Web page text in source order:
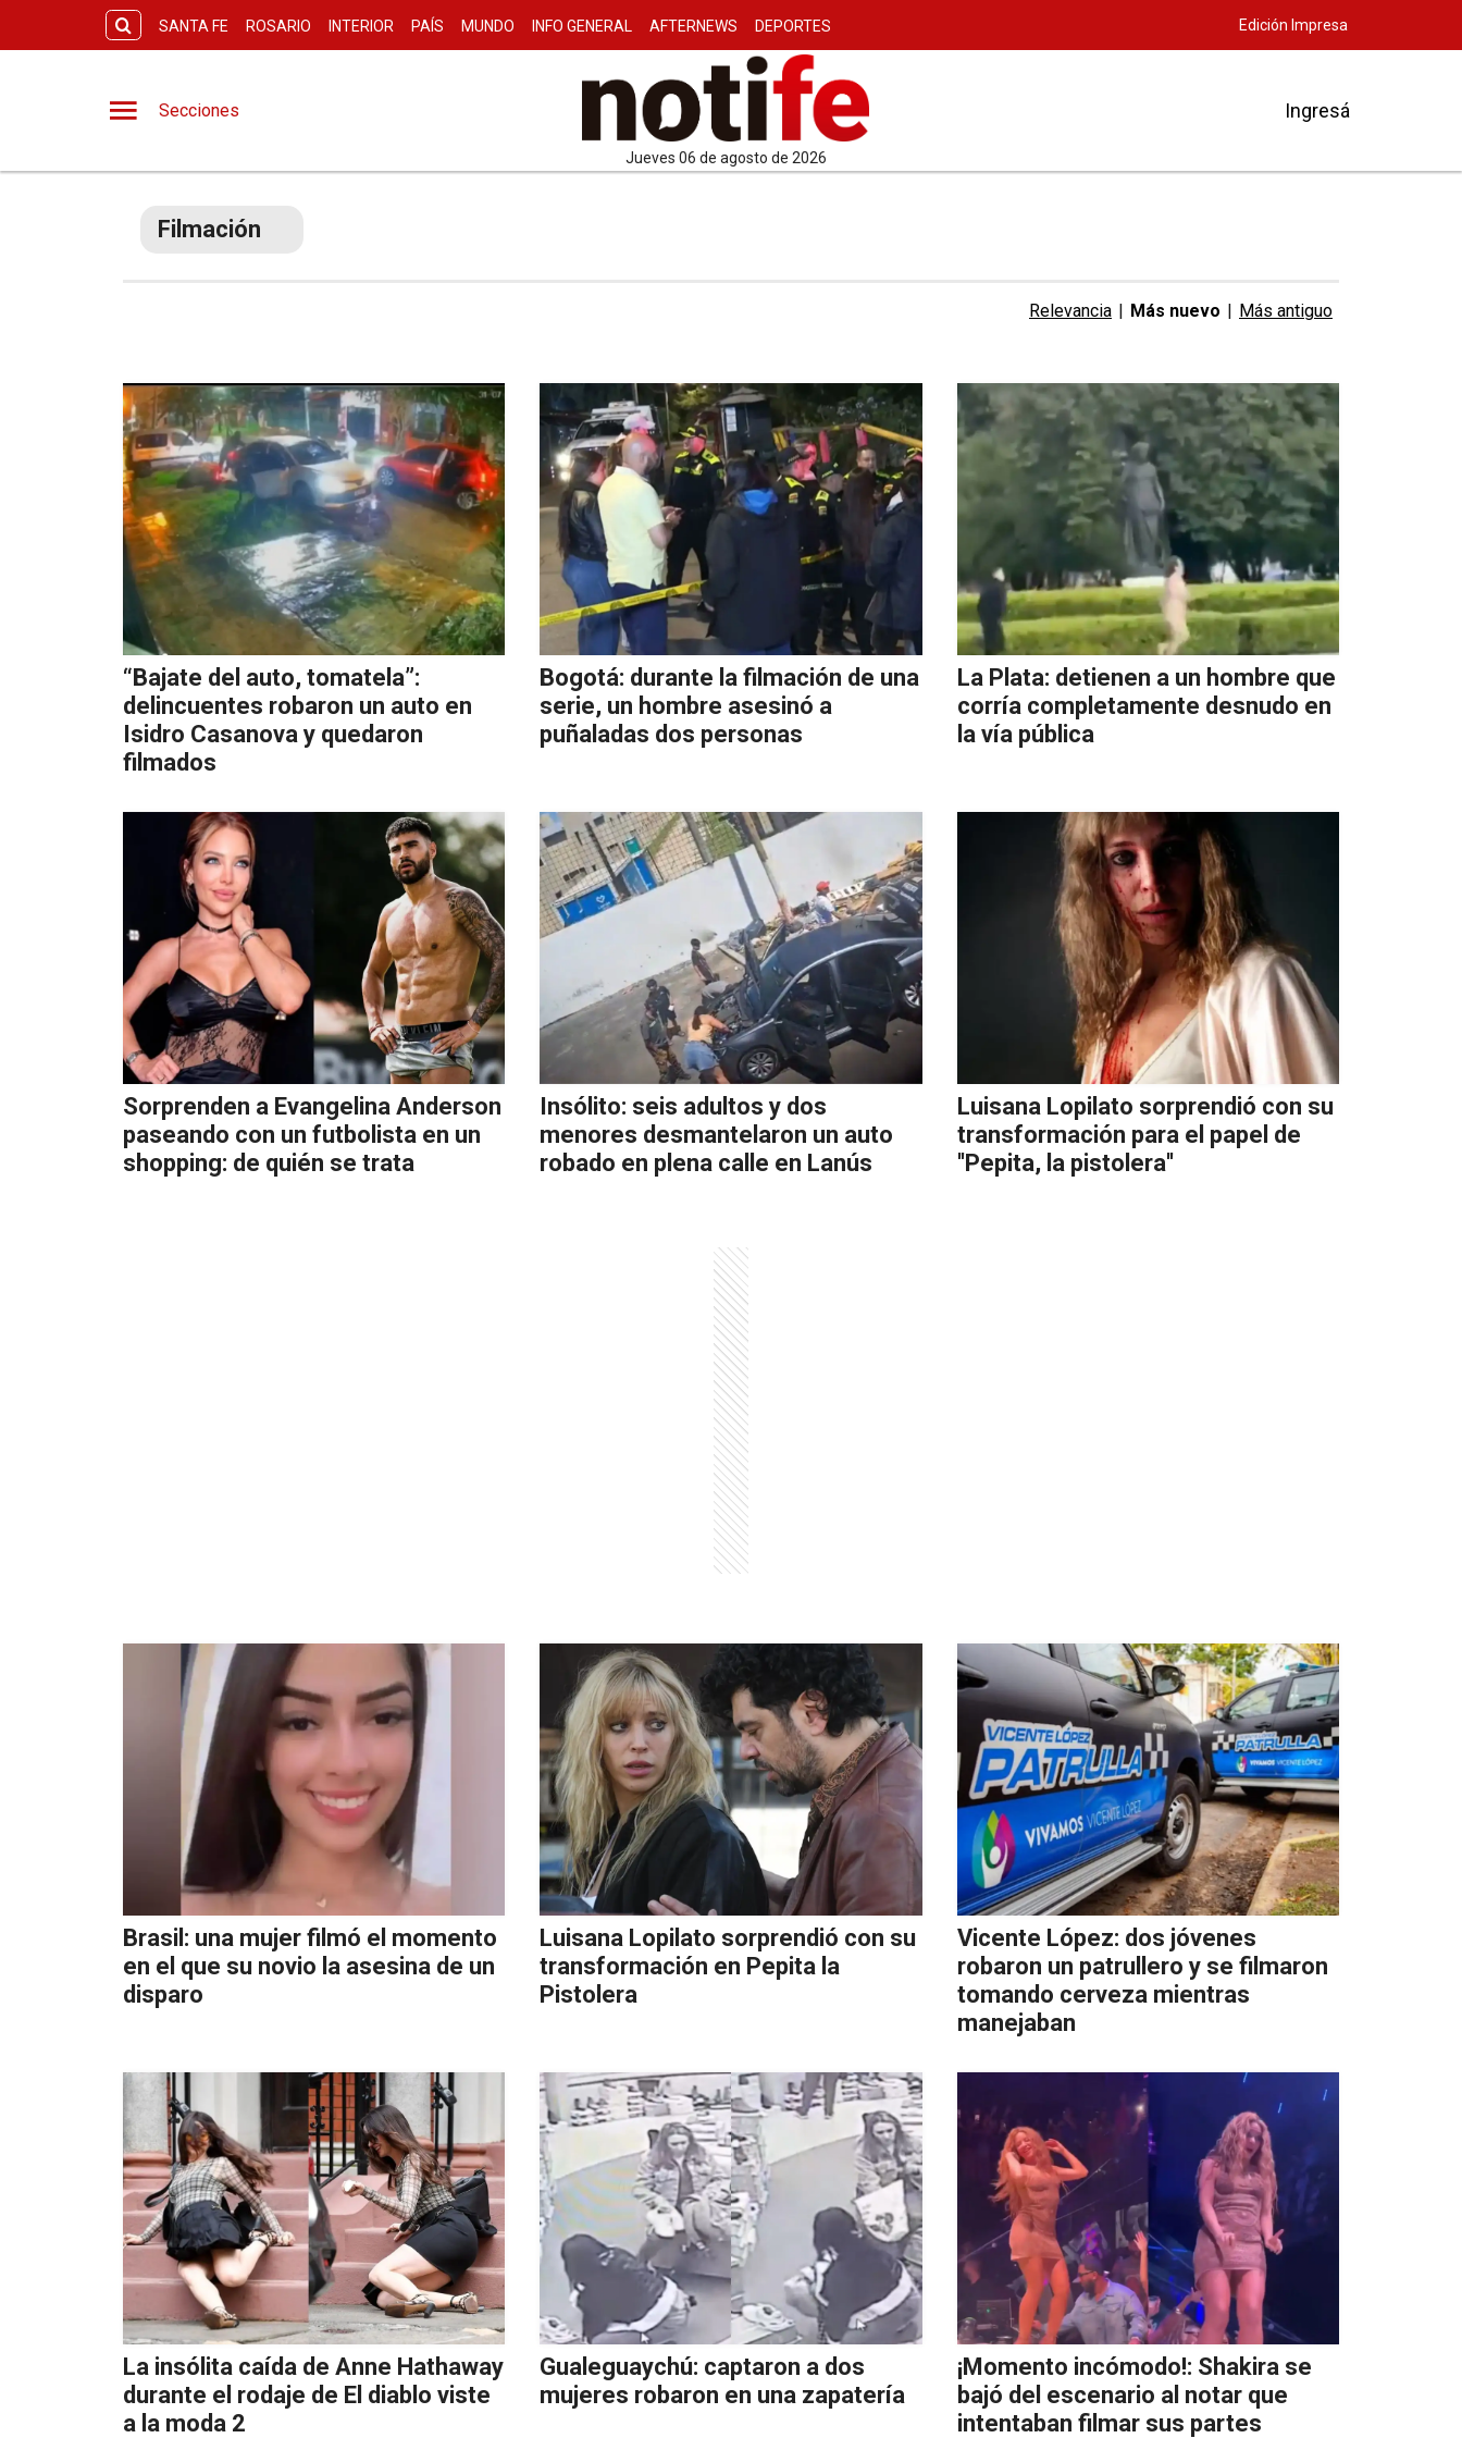
SANTA FE ROSARIO INTERIOR PAÍS MUNDO INFO GENERAL AFTERNEWS DEPORTES Edición Impresa
Secciones
jueves 06 de agosto de 2026
Ingresá
Filmación
Relevancia | Más nuevo | Más antiguo
“Bajate del auto, tomatela”:
delincuentes robaron un auto en
Isidro Casanova y quedaron
filmados
Bogotá: durante la filmación de una
serie, un hombre asesinó a
puñaladas dos personas
La Plata: detienen a un hombre que
corría completamente desnudo en
la vía pública
Sorprenden a Evangelina Anderson
paseando con un futbolista en un
shopping: de quién se trata
Insólito: seis adultos y dos
menores desmantelaron un auto
robado en plena calle en Lanús
Luisana Lopilato sorprendió con su
transformación para el papel de
''Pepita, la pistolera''
Brasil: una mujer filmó el momento
en el que su novio la asesina de un
disparo
Luisana Lopilato sorprendió con su
transformación en Pepita la
Pistolera
Vicente López: dos jóvenes
robaron un patrullero y se filmaron
tomando cerveza mientras
manejaban
La insólita caída de Anne Hathaway
durante el rodaje de El diablo viste
a la moda 2
Gualeguaychú: captaron a dos
mujeres robaron en una zapatería
¡Momento incómodo!: Shakira se
bajó del escenario al notar que
intentaban filmar sus partes